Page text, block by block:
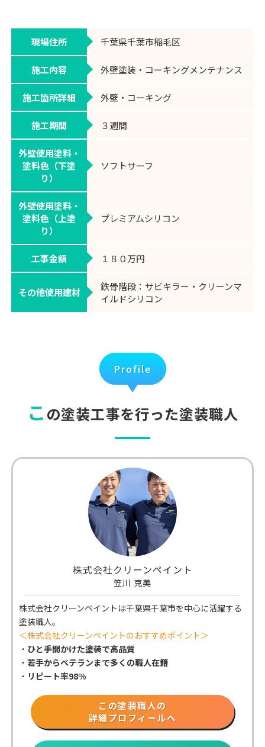
現場住所 千葉県千葉市稲毛区
施工内容 外壁塗装・コーキングメンテナンス
施工箇所詳細 外壁・コーキング
施工期間 ３週間
外壁使用塗料・
塗料色（下塗
り）
ソフトサーフ
外壁使用塗料・
塗料色（上塗
り）
プレミアムシリコン
工事金額 １８０万円
その他使用建材
鉄骨階段：サビキラー・クリーンマ
イルドシリコン
Profile
こ の塗装工事を行った塗装職人
株式会社クリーンペイント
笠川 克美
株式会社クリーンペイントは千葉県千葉市を中心に活躍する
塗装職人。
＜株式会社クリーンペイントのおすすめポイント＞
・ ひと手間かけた塗装で高品質
・若手からベテランまで多くの職人在籍
・ リピート率98%
この塗装職人の
詳細プロフィールへ